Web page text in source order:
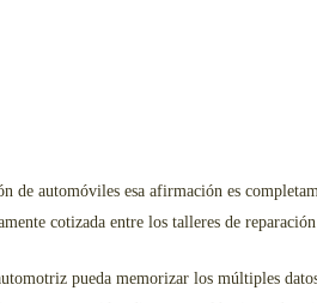
automóviles esa afirmación es
cotizada entre los talleres de
pueda memorizar los múltiples